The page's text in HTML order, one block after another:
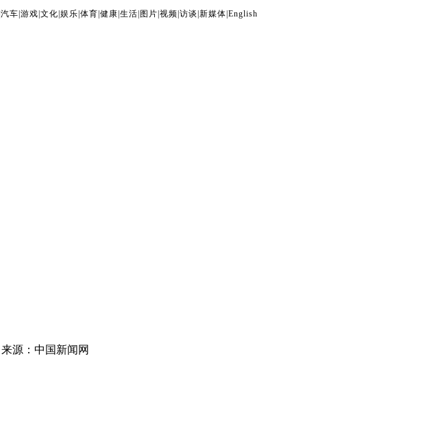
汽车 游戏 文化 娱乐 体育 健康 生活 图片 视频 访谈 新媒体 English
来源：中国新闻网